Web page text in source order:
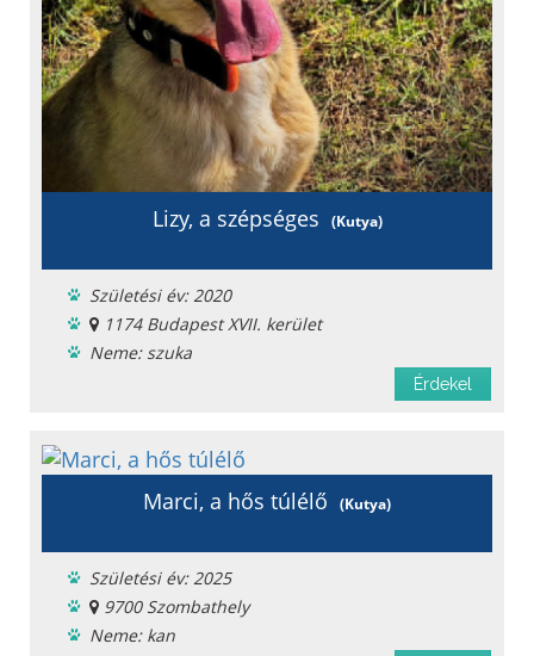
Lizy, a szépséges (Kutya)
Születési év: 2020
1174 Budapest XVII. kerület
Neme: szuka
Féreghajtva
Ivartalanítva
Szobatiszta
Oltási könyv
Fajta: keverék
Érdekel
Marci, a hős túlélő (Kutya)
Születési év: 2025
9700 Szombathely
Neme: kan